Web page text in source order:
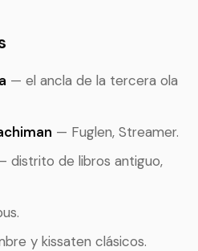
— el ancla de la tercera ola
— Fuglen, Streamer.
distrito de libros antiguo,
y kissaten clásicos.